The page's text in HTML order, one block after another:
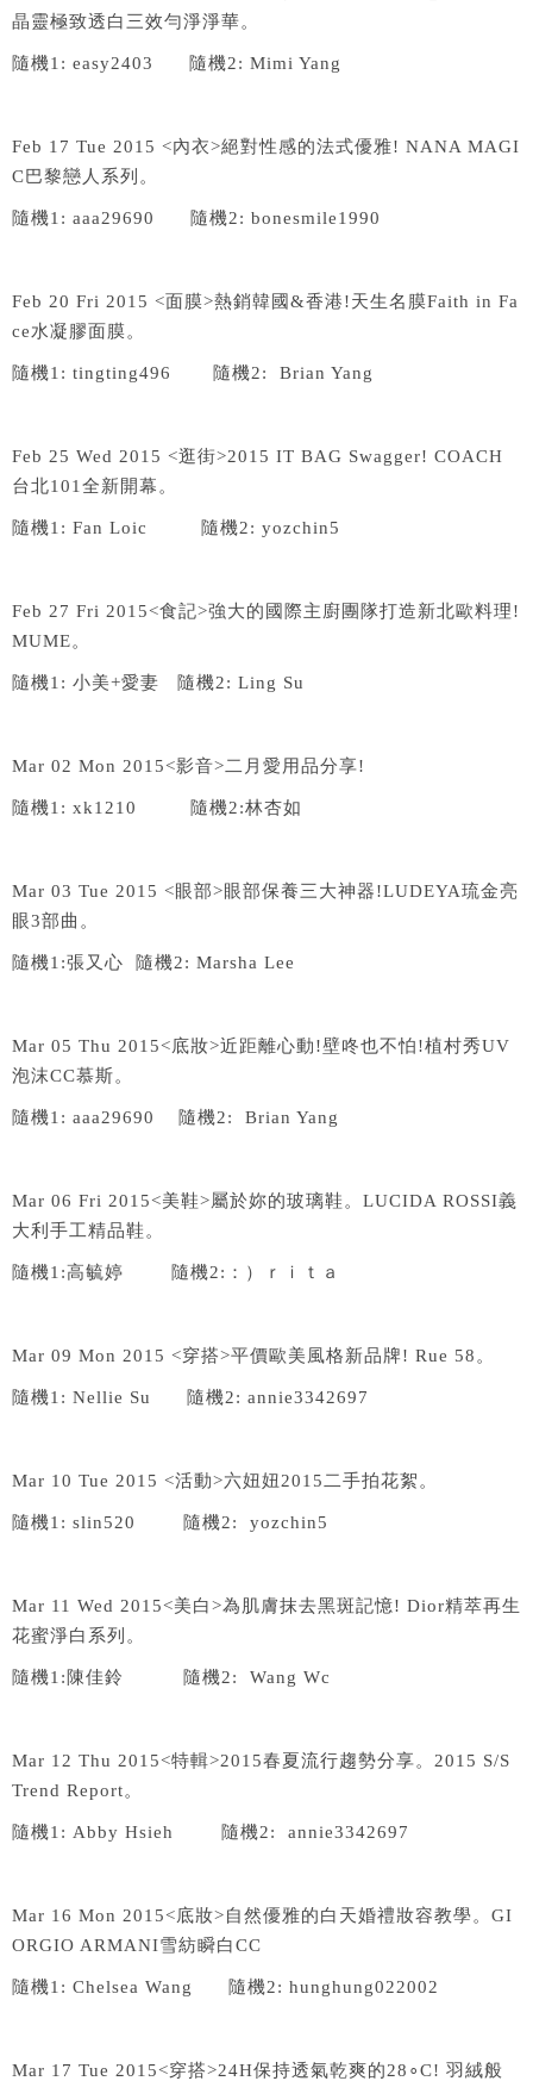
晶靈極致透白三效勻淨淨華。
隨機1: easy2403 隨機2: Mimi Yang
Feb 17 Tue 2015 <內衣>絕對性感的法式優雅! NANA MAGI
C巴黎戀人系列。
隨機1: aaa29690 隨機2: bonesmile1990
Feb 20 Fri 2015 <面膜>熱銷韓國 &香港!天生名膜Faith in Fa
ce水凝膠面膜。
隨機1: tingting496 隨機2: Brian Yang
Feb 25 Wed 2015 <逛街>2015 IT BAG Swagger! COACH
台北101 全新開幕。
隨機1: Fan Loic 隨機2: yozchin5
Feb 27 Fri 2015<食記>強大的國際主廚團隊打造新北歐料理!
MUME。
隨機1: 小美+愛妻 隨機2: Ling Su
Mar 02 Mon 2015<影音>二月愛用品分享!
隨機1: xk1210 隨機2:林杏如
Mar 03 Tue 2015 <眼部>眼部保養三大神器!LUDEYA琉金亮
眼3部曲。
隨機1:張又心 隨機2: Marsha Lee
Mar 05 Thu 2015<底妝>近距離心動!壁咚也不怕!植村秀UV
泡沫CC慕斯。
隨機1: aaa29690 隨機2: Brian Yang
Mar 06 Fri 2015<美鞋>屬於妳的玻璃鞋。 LUCIDA ROSSI義
大利手工精品鞋。
隨機1:高毓婷 隨機2: ：）ｒｉｔａ
Mar 09 Mon 2015 <穿搭>平價歐美風格新品牌! Rue 58 。
隨機1: Nellie Su 隨機2: annie3342697
Mar 10 Tue 2015 <活動>六妞妞2015 二手拍花絮。
隨機1: slin520 隨機2: yozchin5
Mar 11 Wed 2015<美白>為肌膚抹去黑斑記憶! Dior精萃再生
花蜜淨白系列。
隨機1: 陳佳鈴 隨機2: Wang Wc
Mar 12 Thu 2015<特輯>2015春夏流行趨勢分享。 2015 S/S
Trend Report。
隨機1: Abby Hsieh 隨機2: annie3342697
Mar 16 Mon 2015<底妝>自然優雅的白天婚禮妝容教學。 GI
ORGIO ARMANI雪紡瞬白CC
隨機1: Chelsea Wang 隨機2: hunghung022002
Mar 17 Tue 2015<穿搭>24H保持透氣乾爽的28 ∘C! 羽絨般